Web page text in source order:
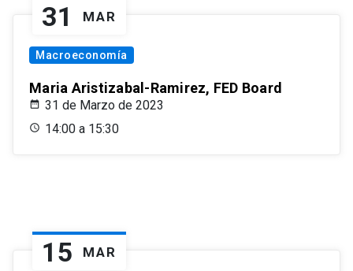
31 MAR
Macroeconomía
Maria Aristizabal-Ramirez, FED Board
31 de Marzo de 2023
14:00 a 15:30
15 MAR